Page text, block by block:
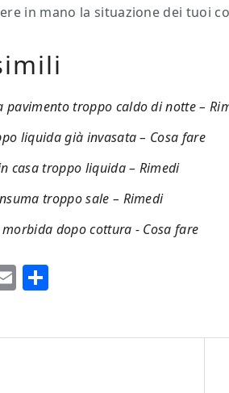
in mano la situazione dei tuoi
pavimento troppo caldo di notte​ –
liquida già invasata​ – Cosa fare​​
casa troppo liquida​​ – Rimedi​​
troppo sale​ – Rimedi​​
dopo cottura ​- Cosa fare​​
Email